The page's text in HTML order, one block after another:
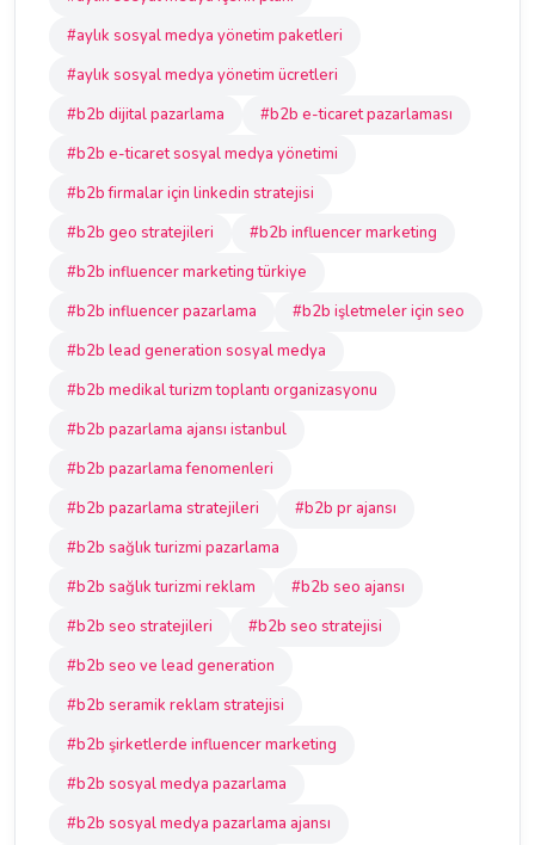
#aylık sosyal medya yönetim paketleri
#aylık sosyal medya yönetim ücretleri
#b2b dijital pazarlama
#b2b e-ticaret pazarlaması
#b2b e-ticaret sosyal medya yönetimi
#b2b firmalar için linkedin stratejisi
#b2b geo stratejileri
#b2b influencer marketing
#b2b influencer marketing türkiye
#b2b influencer pazarlama
#b2b işletmeler için seo
#b2b lead generation sosyal medya
#b2b medikal turizm toplantı organizasyonu
#b2b pazarlama ajansı istanbul
#b2b pazarlama fenomenleri
#b2b pazarlama stratejileri
#b2b pr ajansı
#b2b sağlık turizmi pazarlama
#b2b sağlık turizmi reklam
#b2b seo ajansı
#b2b seo stratejileri
#b2b seo stratejisi
#b2b seo ve lead generation
#b2b seramik reklam stratejisi
#b2b şirketlerde influencer marketing
#b2b sosyal medya pazarlama
#b2b sosyal medya pazarlama ajansı